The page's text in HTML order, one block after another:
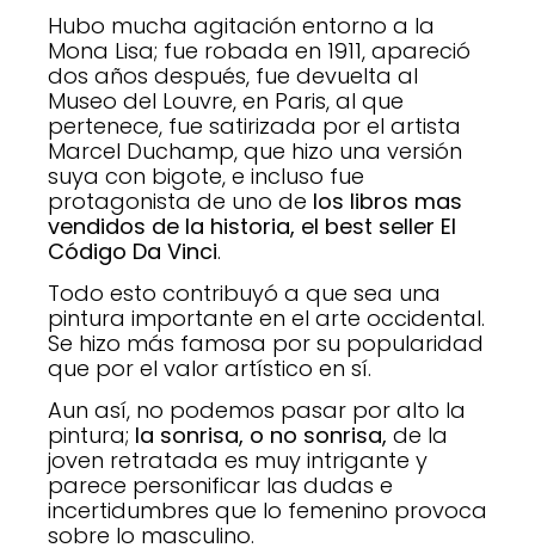
Hubo mucha agitación entorno a la
Mona Lisa; fue robada en 1911, apareció
dos años después, fue devuelta al
Museo del Louvre, en Paris, al que
pertenece, fue satirizada por el artista
Marcel Duchamp, que hizo una versión
suya con bigote, e incluso fue
protagonista de uno de los libros mas
vendidos de la historia, el best seller El
Código Da Vinci.
Todo esto contribuyó a que sea una
pintura importante en el arte occidental.
Se hizo más famosa por su popularidad
que por el valor artístico en sí.
Aun así, no podemos pasar por alto la
pintura; la sonrisa, o no sonrisa, de la
joven retratada es muy intrigante y
parece personificar las dudas e
incertidumbres que lo femenino provoca
sobre lo masculino.